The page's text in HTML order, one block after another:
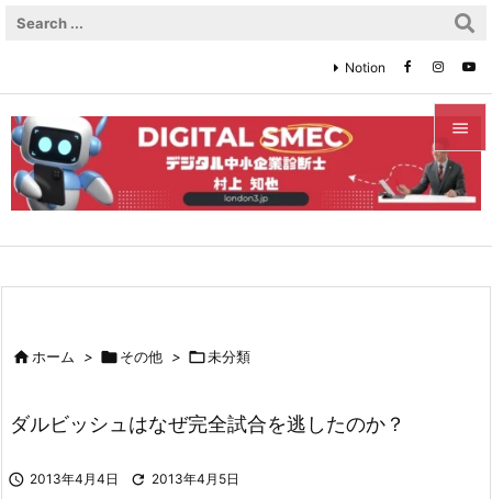


メニュ

Notion
ホーム > その他 > 未分類
ダルビッシュはなぜ完全試合を逃したのか？
 2013年4月4日  2013年4月5日